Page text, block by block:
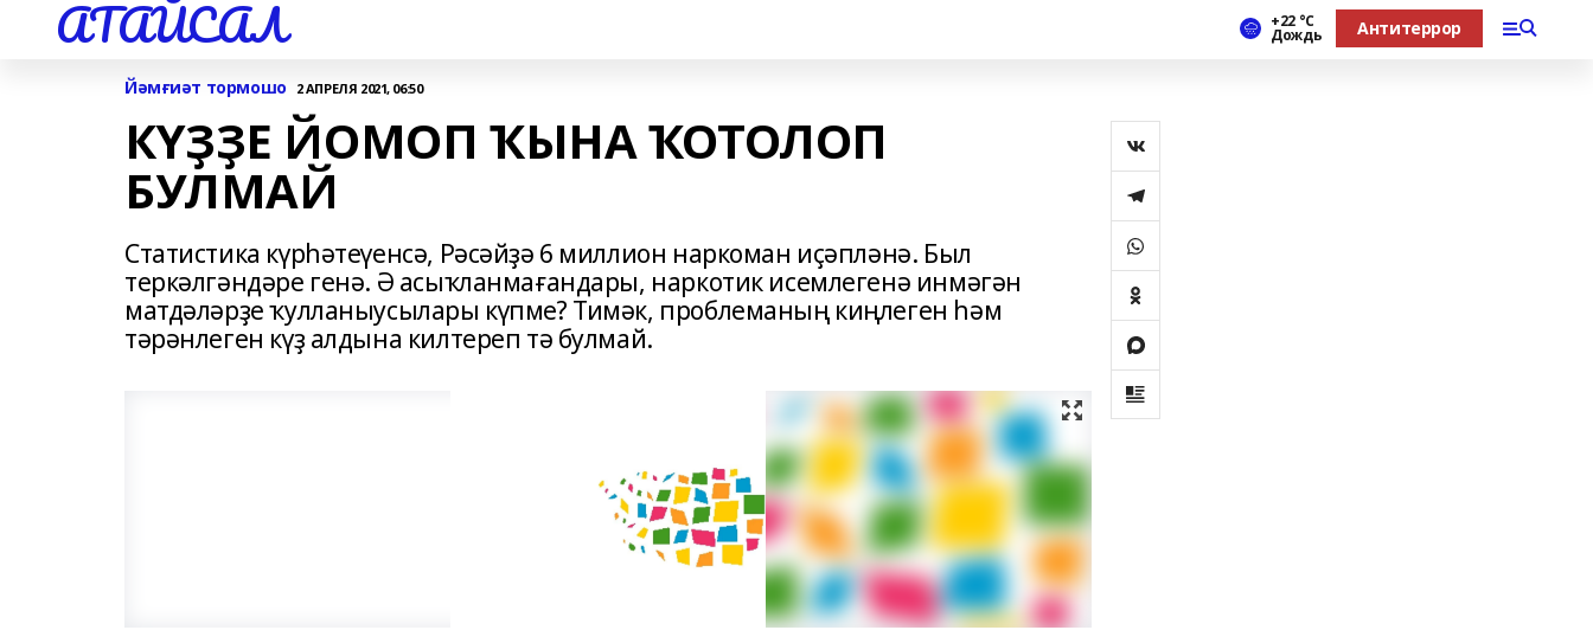
АТАЙСАЛ +22 °С
Дождь Антитеррор
Йәмғиәт тормошо 2 АПРЕЛЯ 2021, 06:50
КҮҘҘЕ ЙОМОП ҠЫНА ҠОТОЛОП
БУЛМАЙ
Статистика күрһәтеүенсә, Рәсәйҙә 6 миллион наркоман иҫәпләнә. Был
теркәлгәндәре генә. Ә асыҡланмағандары, наркотик исемлегенә инмәгән
матдәләрҙе ҡулланыусылары күпме? Тимәк, проблеманың киңлеген һәм
тәрәнлеген күҙ алдына килтереп тә булмай.